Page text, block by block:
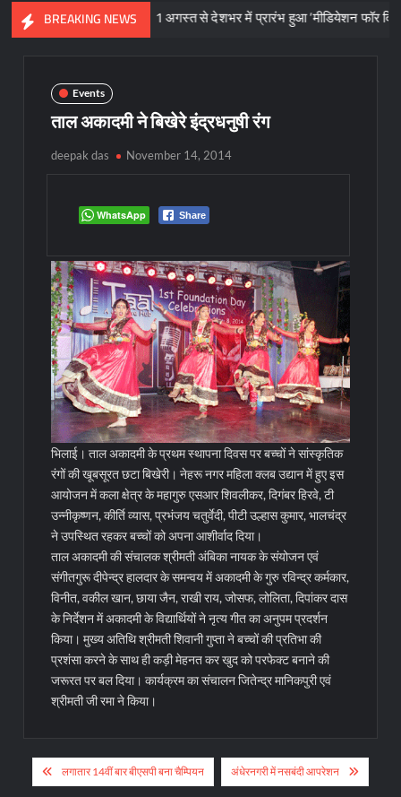
BREAKING NEWS
1 अगस्त से देशभर में प्रारंभ हुआ ’मीडियेशन फॉर दि नेशन 3.0’
Events
ताल अकादमी ने बिखेरे इंद्रधनुषी रंग
deepak das November 14, 2014
WhatsApp Share
भिलाई। ताल अकादमी के प्रथम स्थापना दिवस पर बच्चों ने सांस्कृतिक
रंगों की खूबसूरत छटा बिखेरी। नेहरू नगर महिला क्लब उद्यान में हुए इस
आयोजन में कला क्षेत्र के महागुरु एसआर शिवलीकर, दिगंबर हिरवे, टी
उन्नीकृष्णन, कीर्ति व्यास, प्रभंजय चतुर्वेदी, पीटी उल्हास कुमार, भालचंद्र
ने उपस्थित रहकर बच्चों को अपना आशीर्वाद दिया।
ताल अकादमी की संचालक श्रीमती अंबिका नायक के संयोजन एवं
संगीतगुरू दीपेन्द्र हालदार के समन्वय में अकादमी के गुरु रविन्द्र कर्मकार,
विनीत, वकील खान, छाया जैन, राखी राय, जोसफ, लोलिता, दिपांकर दास
के निर्देशन में अकादमी के विद्यार्थियों ने नृत्य गीत का अनुपम प्रदर्शन
किया। मुख्य अतिथि श्रीमती शिवानी गुप्ता ने बच्चों की प्रतिभा की
प्रशंसा करने के साथ ही कड़ी मेहनत कर खुद को परफेक्ट बनाने की
जरूरत पर बल दिया। कार्यक्रम का संचालन जितेन्द्र मानिकपुरी एवं
श्रीमती जी रमा ने किया।
Postलगातार 14वीं बार बीएसपी बना चैम्पियन अंधेरनगरी में नसबंदी आपरेशन